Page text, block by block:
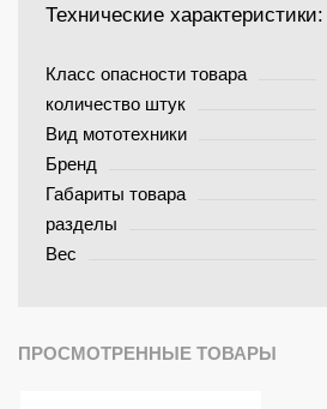
Технические характеристики:
Класс опасности товара
количество штук
Вид мототехники
Бренд
Габариты товара
разделы
Вес
ПРОСМОТРЕННЫЕ ТОВАРЫ